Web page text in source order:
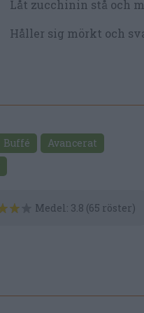
Låt zucchinin stå och
Håller sig mörkt och
Buffé
Avancerat
Medel: 3.8 (65 röster)